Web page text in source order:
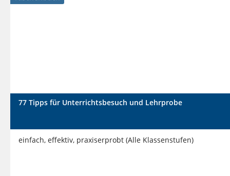
77 Tipps für Unterrichtsbesuch und Lehrprobe
einfach, effektiv, praxiserprobt (Alle Klassenstufen)